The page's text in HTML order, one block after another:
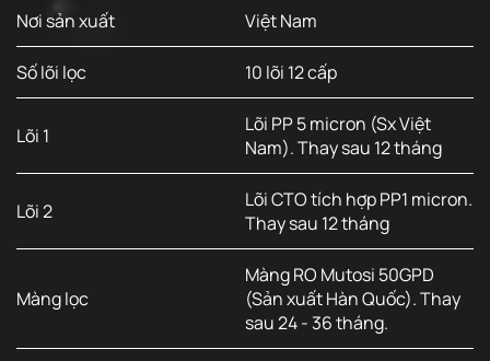
Nơi sản xuất Việt Nam
Số lõi lọc 10 lõi 12 cấp
Lõi 1
Lõi PP 5 micron (Sx Việt
Nam). Thay sau 12 tháng
Lõi 2
Lõi CTO tích hợp PP1 micron.
Thay sau 12 tháng
Màng lọc
Màng RO Mutosi 50GPD
(Sản xuất Hàn Quốc). Thay
sau 24 - 36 tháng.